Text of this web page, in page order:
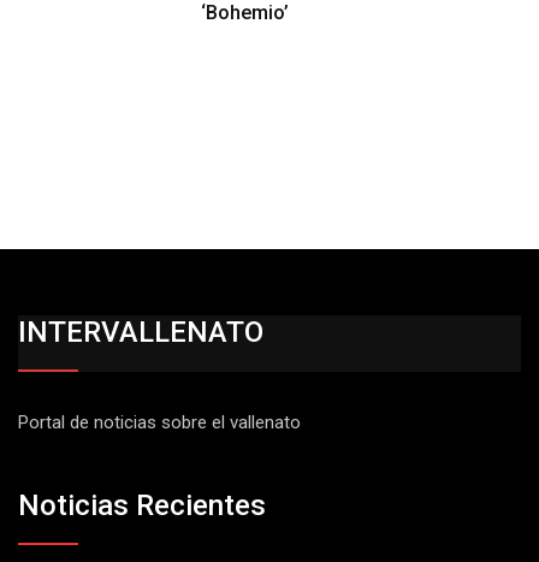
‘Bohemio’
INTERVALLENATO
Portal de noticias sobre el vallenato
Noticias Recientes